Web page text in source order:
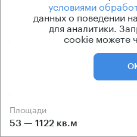
Geolog 2
Москва, улица Обручева,
Калужская → 780 м ~8 мин
13.84 км → Чечерский
Площади
53 — 1122 кв.м
условиями
данных о поведении
для аналитики.
cookie можете